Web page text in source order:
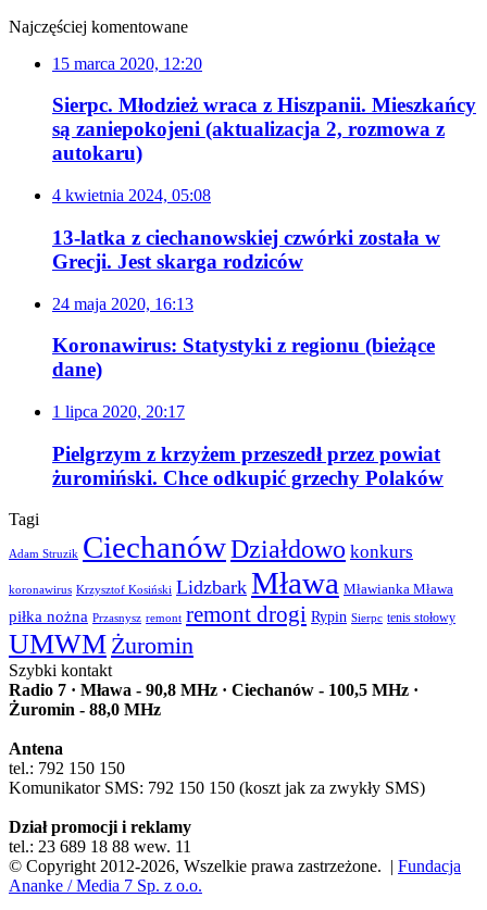
Najczęściej komentowane
15 marca 2020, 12:20
Sierpc. Młodzież wraca z Hiszpanii. Mieszkańcy
są zaniepokojeni (aktualizacja 2, rozmowa z
autokaru)
4 kwietnia 2024, 05:08
13-latka z ciechanowskiej czwórki została w
Grecji. Jest skarga rodziców
24 maja 2020, 16:13
Koronawirus: Statystyki z regionu (bieżące
dane)
1 lipca 2020, 20:17
Pielgrzym z krzyżem przeszedł przez powiat
żuromiński. Chce odkupić grzechy Polaków
Tagi
Adam Struzik CiechanówDziałdowo konkurs
koronawirus Krzysztof Kosiński Lidzbark Mława Mławianka Mława
piłka nożna Przasnysz remont remont drogi Rypin Sierpc tenis stołowy
UMWM Żuromin
Szybki kontakt
Radio 7 · Mława - 90,8 MHz · Ciechanów - 100,5 MHz ·
Żuromin - 88,0 MHz
Antena
tel.: 792 150 150
Komunikator SMS: 792 150 150 (koszt jak za zwykły SMS)
Dział promocji i reklamy
tel.: 23 689 18 88 wew. 11
© Copyright 2012-2026, Wszelkie prawa zastrzeżone. | Fundacja
Ananke / Media 7 Sp. z o.o.